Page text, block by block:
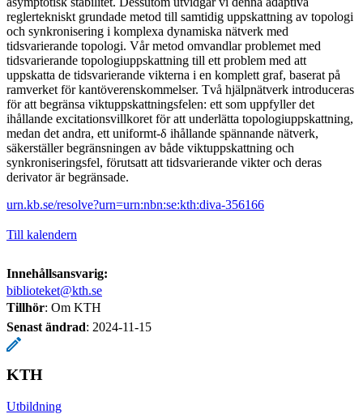
reglertekniskt grundade metod till samtidig uppskattning av topologi
och synkronisering i komplexa dynamiska nätverk med
tidsvarierande topologi. Vår metod omvandlar problemet med
tidsvarierande topologiuppskattning till ett problem med att
uppskatta de tidsvarierande vikterna i en komplett graf, baserat på
ramverket för kantöverenskommelser. Två hjälpnätverk introduceras
för att begränsa viktuppskattningsfelen: ett som uppfyller det
ihållande excitationsvillkoret för att underlätta topologiuppskattning,
medan det andra, ett uniformt-δ ihållande spännande nätverk,
säkerställer begränsningen av både viktuppskattning och
synkroniseringsfel, förutsatt att tidsvarierande vikter och deras
derivator är begränsade.
urn.kb.se/resolve?urn=urn:nbn:se:kth:diva-356166
Till kalendern
Innehållsansvarig:
biblioteket@kth.se
Tillhör: Om KTH
Senast ändrad: 2024-11-15
KTH
Utbildning